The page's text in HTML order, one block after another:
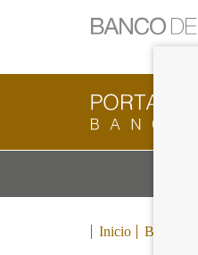
Ir
a
página
de
inicio
del
Cliente
Bancario
Banco
ir
a
Inicio Blog